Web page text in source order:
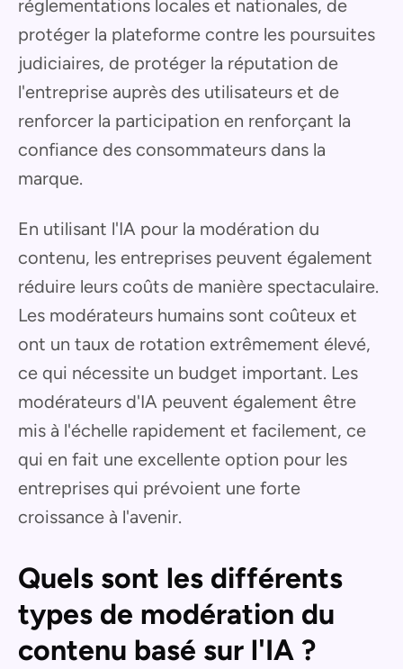
réglementations locales et nationales, de
protéger la plateforme contre les poursuites
judiciaires, de protéger la réputation de
l'entreprise auprès des utilisateurs et de
renforcer la participation en renforçant la
confiance des consommateurs dans la
marque.
En utilisant l'IA pour la modération du
contenu, les entreprises peuvent également
réduire leurs coûts de manière spectaculaire.
Les modérateurs humains sont coûteux et
ont un taux de rotation extrêmement élevé,
ce qui nécessite un budget important. Les
modérateurs d'IA peuvent également être
mis à l'échelle rapidement et facilement, ce
qui en fait une excellente option pour les
entreprises qui prévoient une forte
croissance à l'avenir.
Quels sont les différents
types de modération du
contenu basé sur l'IA ?